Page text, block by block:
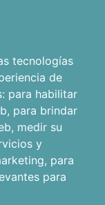
tecnologías
de
para habilitar
, para brindar
, medir su
y
, para
para